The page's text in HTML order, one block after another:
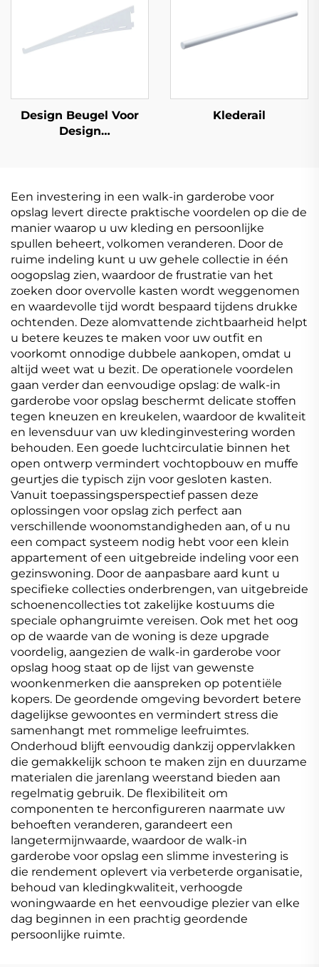
Design Beugel Voor
Design
Klederail
Een investering in een walk-in garderobe voor
opslag levert directe praktische voordelen op die de
manier waarop u uw kleding en persoonlijke
spullen beheert, volkomen veranderen. Door de
ruime indeling kunt u uw gehele collectie in één
oogopslag zien, waardoor de frustratie van het
zoeken door overvolle kasten wordt weggenomen
en waardevolle tijd wordt bespaard tijdens drukke
ochtenden. Deze alomvattende zichtbaarheid helpt
u betere keuzes te maken voor uw outfit en
voorkomt onnodige dubbele aankopen, omdat u
altijd weet wat u bezit. De operationele voordelen
gaan verder dan eenvoudige opslag: de walk-in
garderobe voor opslag beschermt delicate stoffen
tegen kneuzen en kreukelen, waardoor de kwaliteit
en levensduur van uw kledinginvestering worden
behouden. Een goede luchtcirculatie binnen het
open ontwerp vermindert vochtopbouw en muffe
geurtjes die typisch zijn voor gesloten kasten.
Vanuit toepassingsperspectief passen deze
oplossingen voor opslag zich perfect aan
verschillende woonomstandigheden aan, of u nu
een compact systeem nodig hebt voor een klein
appartement of een uitgebreide indeling voor een
gezinswoning. Door de aanpasbare aard kunt u
specifieke collecties onderbrengen, van uitgebreide
schoenencollecties tot zakelijke kostuums die
speciale ophangruimte vereisen. Ook met het oog
op de waarde van de woning is deze upgrade
voordelig, aangezien de walk-in garderobe voor
opslag hoog staat op de lijst van gewenste
woonkenmerken die aanspreken op potentiële
kopers. De geordende omgeving bevordert betere
dagelijkse gewoontes en vermindert stress die
samenhangt met rommelige leefruimtes.
Onderhoud blijft eenvoudig dankzij oppervlakken
die gemakkelijk schoon te maken zijn en duurzame
materialen die jarenlang weerstand bieden aan
regelmatig gebruik. De flexibiliteit om
componenten te herconfigureren naarmate uw
behoeften veranderen, garandeert een
langetermijnwaarde, waardoor de walk-in
garderobe voor opslag een slimme investering is
die rendement oplevert via verbeterde organisatie,
behoud van kledingkwaliteit, verhoogde
woningwaarde en het eenvoudige plezier van elke
dag beginnen in een prachtig geordende
persoonlijke ruimte.